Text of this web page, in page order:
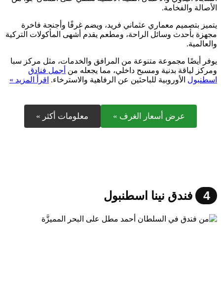
الأصالة والفخامة.
يتميز بتصميم معماري عثماني فريد، ويضم غرفًا وأجنحة فاخرة
مجهزة بأحدث وسائل الراحة، ومطعم يقدم أشهى المأكولات التركية
والعالمية.
يوفر أيضًا مجموعة متنوعة من المرافق والخدمات، مثل مركز سبا
ومركز لياقة بدنية ومسبح داخلي، مما يجعله من أجمل فنادق
اسطنبول الأوروبية للباحثين عن الرفاهية والاسترخاء. اقرأ المزيد »
عرض أسعار الغرف » معلومات أكثر »
4 فندق نينا اسطنبول